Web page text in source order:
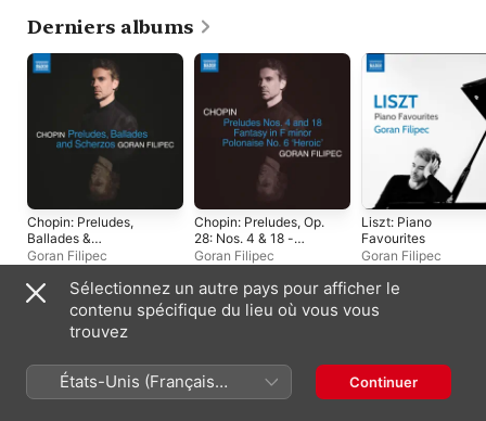
Derniers albums
Chopin: Preludes,
Ballades &
Scherzos
Goran Filipec
Chopin: Preludes, Op.
28: Nos. 4 & 18 -
Fantasy, Op. 49 &
EP
Goran Filipec
Liszt: Piano
Favourites
Goran Filipec
Singles et EP
Sélectionnez un autre pays pour afficher le
contenu spécifique du lieu où vous vous
trouvez
États-Unis (Français
France)
Continuer